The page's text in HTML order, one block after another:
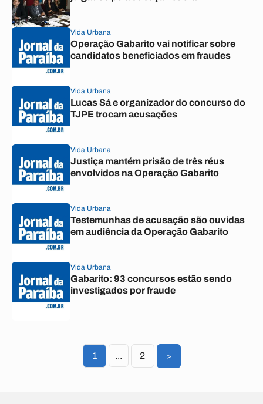
Vida Urbana
Operação Gabarito vai notificar sobre
candidatos beneficiados em fraudes
Vida Urbana
Lucas Sá e organizador do concurso do
TJPE trocam acusações
Vida Urbana
Justiça mantém prisão de três réus
envolvidos na Operação Gabarito
Vida Urbana
Testemunhas de acusação são ouvidas
em audiência da Operação Gabarito
Vida Urbana
Gabarito: 93 concursos estão sendo
investigados por fraude
1 ... 2 >